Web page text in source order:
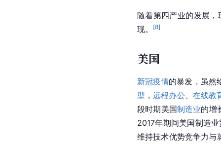
随着第四产业的发展
现。
[8]
美国
新冠疫情的暴发，虽然
型 ，远程办公、 在线教
段时期美国制造业的增
2017年期间美国制造
维持技术优势竞争力与